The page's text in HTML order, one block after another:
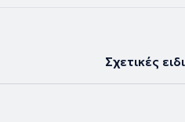
Σχετικές